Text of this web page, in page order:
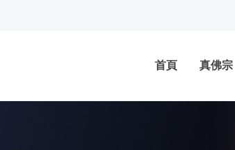
首頁 真佛宗